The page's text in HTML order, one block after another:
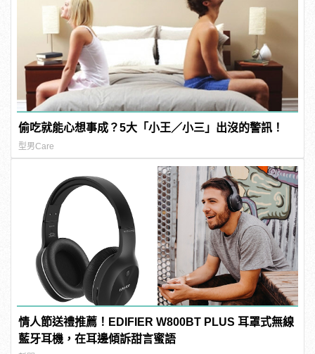
偷吃就能心想事成？5大「小王／小三」出沒的警訊！
型男Care
情人節送禮推薦！EDIFIER W800BT PLUS 耳罩式無線
藍牙耳機，在耳邊傾訴甜言蜜語